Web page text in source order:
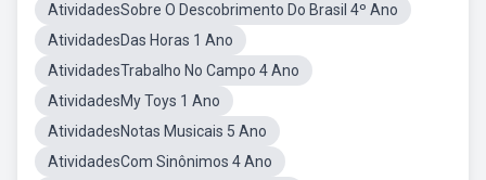
AtividadesSobre O Descobrimento Do Brasil 4º Ano
AtividadesDas Horas 1 Ano
AtividadesTrabalho No Campo 4 Ano
AtividadesMy Toys 1 Ano
AtividadesNotas Musicais 5 Ano
AtividadesCom Sinônimos 4 Ano